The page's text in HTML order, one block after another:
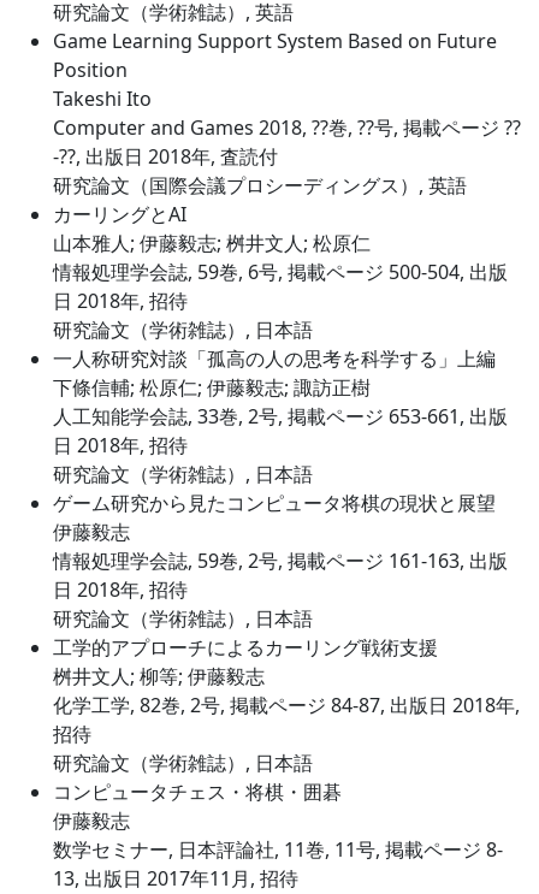
研究論文（学術雑誌）, 英語
Game Learning Support System Based on Future
Position
Takeshi Ito
Computer and Games 2018, ??巻, ??号, 掲載ページ ??
-??, 出版日 2018年, 査読付
研究論文（国際会議プロシーディングス）, 英語
カーリングとAI
山本雅人; 伊藤毅志; 桝井文人; 松原仁
情報処理学会誌, 59巻, 6号, 掲載ページ 500-504, 出版
日 2018年, 招待
研究論文（学術雑誌）, 日本語
一人称研究対談「孤高の人の思考を科学する」上編
下條信輔; 松原仁; 伊藤毅志; 諏訪正樹
人工知能学会誌, 33巻, 2号, 掲載ページ 653-661, 出版
日 2018年, 招待
研究論文（学術雑誌）, 日本語
ゲーム研究から見たコンピュータ将棋の現状と展望
伊藤毅志
情報処理学会誌, 59巻, 2号, 掲載ページ 161-163, 出版
日 2018年, 招待
研究論文（学術雑誌）, 日本語
工学的アプローチによるカーリング戦術支援
桝井文人; 柳等; 伊藤毅志
化学工学, 82巻, 2号, 掲載ページ 84-87, 出版日 2018年,
招待
研究論文（学術雑誌）, 日本語
コンピュータチェス・将棋・囲碁
伊藤毅志
数学セミナー, 日本評論社, 11巻, 11号, 掲載ページ 8-
13, 出版日 2017年11月, 招待